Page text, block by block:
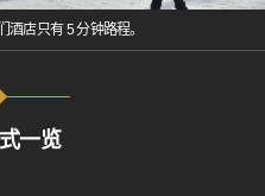
店只有 5 分钟路程。
一览